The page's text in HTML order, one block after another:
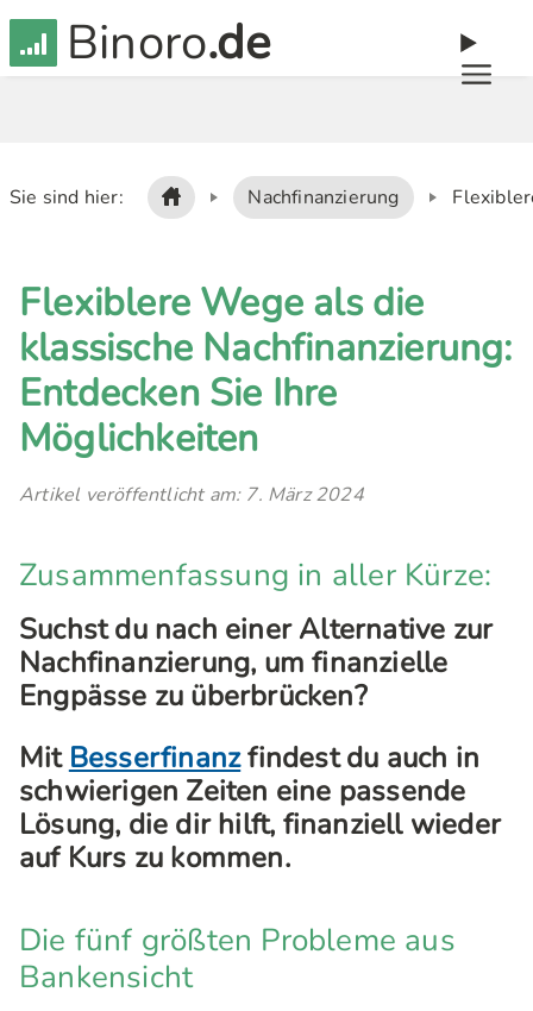
Binoro.de
Sie sind hier: Nachfinanzierung
Flexiblere Wege als die
klassische Nachfinanzierung:
Entdecken Sie Ihre
Möglichkeiten
Artikel veröffentlicht am: 7. März 2024
Zusammenfassung in aller Kürze:
Suchst du nach einer Alternative zur
Nachfinanzierung, um finanzielle
Engpässe zu überbrücken?
Mit Besserfinanzfindest du auch in
schwierigen Zeiten eine passende
Lösung, die dir hilft, finanziell wieder
auf Kurs zu kommen.
Die fünf größten Probleme aus
Bankensicht